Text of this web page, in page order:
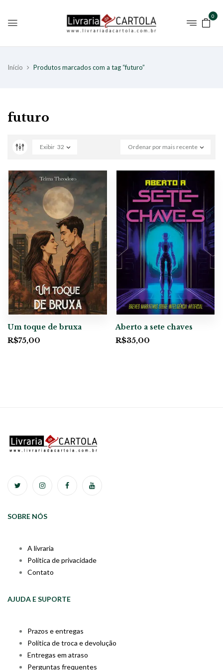
0
Início Produtos marcados com a tag “futuro”
futuro
Ordenar por mais recente
Exibir 32
Um toque de bruxa
R$75,00
Aberto a sete chaves
R$35,00
SOBRE NÓS
A livraria
Política de privacidade
Contato
AJUDA E SUPORTE
Prazos e entregas
Política de troca e devolução
Entregas em atraso
Perguntas frequentes